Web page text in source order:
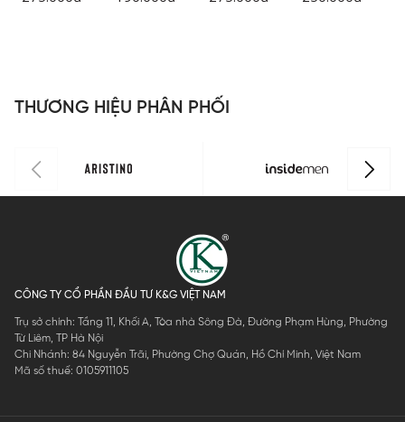
THƯƠNG HIỆU PHÂN PHỐI
CÔNG TY CỔ PHẦN ĐẦU TƯ K&G VIỆT NAM
Trụ sở chính: Tầng 11, Khối A, Tòa nhà Sông Đà, Đường Phạm Hùng, Phường
Từ Liêm, TP Hà Nội
Chi Nhánh: 84 Nguyễn Trãi, Phường Chợ Quán, Hồ Chí Minh, Việt Nam
Mã số thuế: 0105911105